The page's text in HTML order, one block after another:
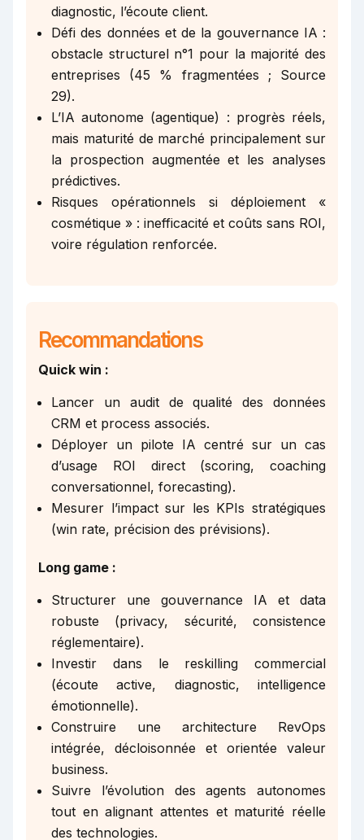
diagnostic, l’écoute client.
Défi des données et de la gouvernance IA :
obstacle structurel n°1 pour la majorité des
entreprises (45 % fragmentées ; Source
29).
L’IA autonome (agentique) : progrès réels,
mais maturité de marché principalement sur
la prospection augmentée et les analyses
prédictives.
Risques opérationnels si déploiement «
cosmétique » : inefficacité et coûts sans ROI,
voire régulation renforcée.
Recommandations
Quick win :
Lancer un audit de qualité des données
CRM et process associés.
Déployer un pilote IA centré sur un cas
d’usage ROI direct (scoring, coaching
conversationnel, forecasting).
Mesurer l’impact sur les KPIs stratégiques
(win rate, précision des prévisions).
Long game :
Structurer une gouvernance IA et data
robuste (privacy, sécurité, consistence
réglementaire).
Investir dans le reskilling commercial
(écoute active, diagnostic, intelligence
émotionnelle).
Construire une architecture RevOps
intégrée, décloisonnée et orientée valeur
business.
Suivre l’évolution des agents autonomes
tout en alignant attentes et maturité réelle
des technologies.